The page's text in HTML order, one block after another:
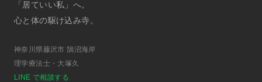
「居ていい私」へ。
心と体の駆け込み寺。
神奈川県藤沢市 鵠沼海岸
理学療法士・大塚久
LINE で相談する